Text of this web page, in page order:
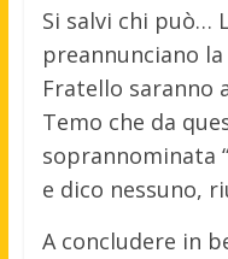
Si salvi chi può…
preannunciano
Fratello saranno
Temo che da
soprannominata
e dico nessuno,
A concludere in